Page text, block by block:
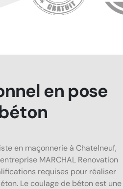
en pose
en maçonnerie à Chatelneuf,
MARCHAL Renovation
requises pour réaliser
Le coulage de béton est une